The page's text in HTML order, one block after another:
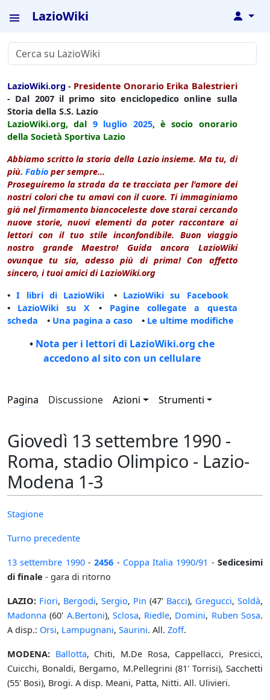
LazioWiki ↓
LazioWiki.org - Presidente Onorario Erika Balestrieri
- Dal 2007 il primo sito enciclopedico online sulla
Storia della S.S. Lazio
LazioWiki.org, dal 9 luglio 2025, è socio onorario
della Società Sportiva Lazio
Abbiamo scritto la storia della Lazio insieme. Ma tu, di
più. Fabio per sempre...
Proseguiremo la strada da te tracciata per l'amore dei
nostri colori che tu amavi con il cuore. Ti immaginiamo
già nel firmamento biancoceleste dove starai cercando
nuove storie, nuovi elementi da poter raccontare ai
lettori con il tuo stile inconfondibile. Buon viaggio
nostro grande Maestro! Guida ancora LazioWiki
ovunque tu sia, adesso più di prima! Con affetto
sincero, i tuoi amici di LazioWiki.org
•I libri di LazioWiki • LazioWiki su Facebook
• LazioWiki su X • Pagine collegate a questa
scheda • Una pagina a caso • Le ultime modifiche
• Nota per i lettori di LazioWiki.org che
accedono al sito con un cellulare
Pagina Discussione Azioni Strumenti
Giovedì 13 settembre 1990 -
Roma, stadio Olimpico - Lazio-
Modena 1-3
Stagione
Turno precedente
13 settembre 1990-2456 - Coppa Italia 1990/91 -Sedicesimi
di finale - gara di ritorno
LAZIO: Fiori, Bergodi, Sergio, Pin (47' Bacci), Gregucci, Soldà,
Madonna (60' A.Bertoni), Sclosa, Riedle, Domini, Ruben Sosa.
A disp.: Orsi, Lampugnani, Saurini. All. Zoff.
MODENA: Ballotta, Chiti, M.De Rosa, Cappellacci, Presicci,
Cuicchi, Bonaldi, Bergamo, M.Pellegrini (81' Torrisi), Sacchetti
(55' Bosi), Brogi. A disp. Meani, Patta, Nitti. All. Ulivieri.